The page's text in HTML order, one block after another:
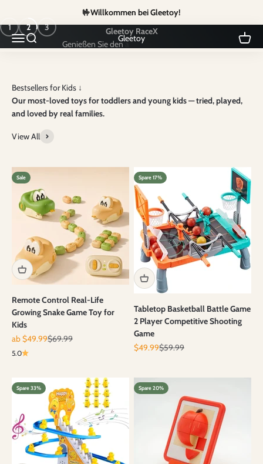
🤟Willkommen bei Gleetoy!
Navigationsmenü öffnen
Suche öffnen Gleetoy
Gleetoy RaceX
1 2 3
Our most-loved toys for toddlers and young kids — tried, played,
and loved by real families.
View All
Sale
Remote Control Real-Life
Growing Snake Game Toy for
Kids
Angebot
ab $49.99Regulärer Preis
$69.99
5.0
Spare 17%
Tabletop Basketball Battle Game
2 Player Competitive Shooting
Game
Angebot
$49.99Regulärer Preis
$59.99
Spare 33% Spare 20%